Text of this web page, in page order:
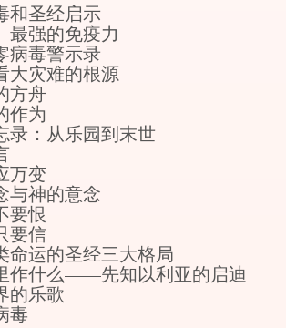
和圣经启示
强的免疫力
病毒警示录
大灾难的根源
方舟
作为
录：从乐园到末世
万变
与神的意念
要恨
要信
命运的圣经三大格局
作什么——先知以利亚的启迪
的乐歌
毒